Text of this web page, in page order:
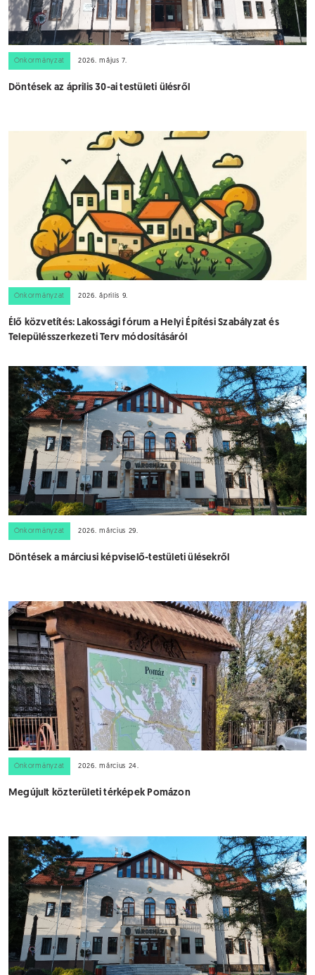
Önkormányzat 2026. május 7.
Döntések az április 30-ai testületi ülésről
Önkormányzat 2026. április 9.
Élő közvetítés: Lakossági fórum a Helyi Építési Szabályzat és
Településszerkezeti Terv módosításáról
Önkormányzat 2026. március 29.
Döntések a márciusi képviselő-testületi ülésekről
Önkormányzat 2026. március 24.
Megújult közterületi térképek Pomázon